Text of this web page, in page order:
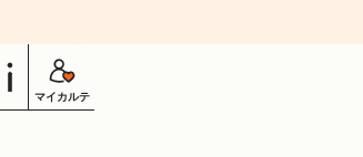
マイカルテ